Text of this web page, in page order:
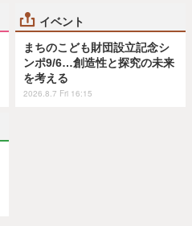
イベント
まちのこども財団設立記念シ
ンポ9/6…創造性と探究の未来
を考える
2026.8.7 Fri 16:15